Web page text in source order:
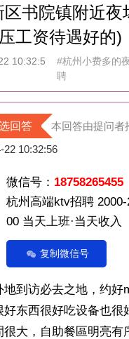
区书院镇附近夜
工资待遇好的)
10:32:5
#杭州小费多的
聘
回答 本回答由提问者
22 10:32:56
微信号： 18758265455
杭州高端ktv招聘
00 当天上班·当天收入
复制微信号
访必去之地，约好
好东西很好吃设备也很
很大，自助餐區明亮有